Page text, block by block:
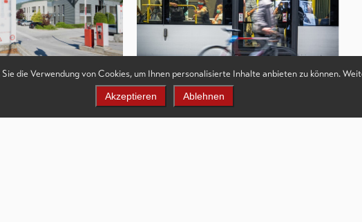
Mobilitätskonzept
die Verwendung von Cookies, um Ihnen personalisierte Inhalte anbieten zu können.
Akzeptieren Ablehnen